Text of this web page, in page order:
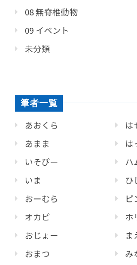
08 無脊椎動物
09 イベント
未分類
筆者一覧
あおくら
あまま
いそぴー
いま
おーむら
オカピ
おじょー
おまつ
は
は
ハ
ひ
ピ
ホ
ま
み